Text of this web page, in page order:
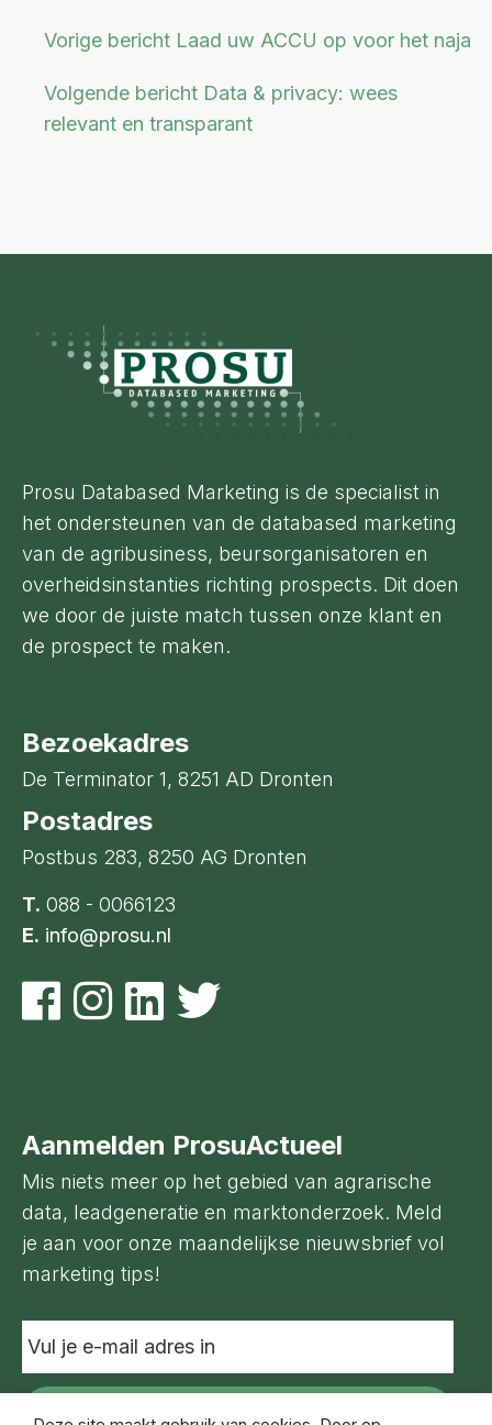
Vorige bericht Laad uw ACCU op voor het najaar
Volgende bericht Data & privacy: wees
relevant en transparant
Footer
Prosu Databased Marketing is de specialist in
het ondersteunen van de databased marketing
van de agribusiness, beursorganisatoren en
overheidsinstanties richting prospects. Dit doen
we door de juiste match tussen onze klant en
de prospect te maken.
Bezoekadres
De Terminator 1, 8251 AD Dronten
Postadres
Postbus 283, 8250 AG Dronten
T. 088 - 0066123
E. info@prosu.nl
Aanmelden ProsuActueel
Mis niets meer op het gebied van agrarische
data, leadgeneratie en marktonderzoek. Meld
je aan voor onze maandelijkse nieuwsbrief vol
marketing tips!
Vul
je
e-
mail
adres